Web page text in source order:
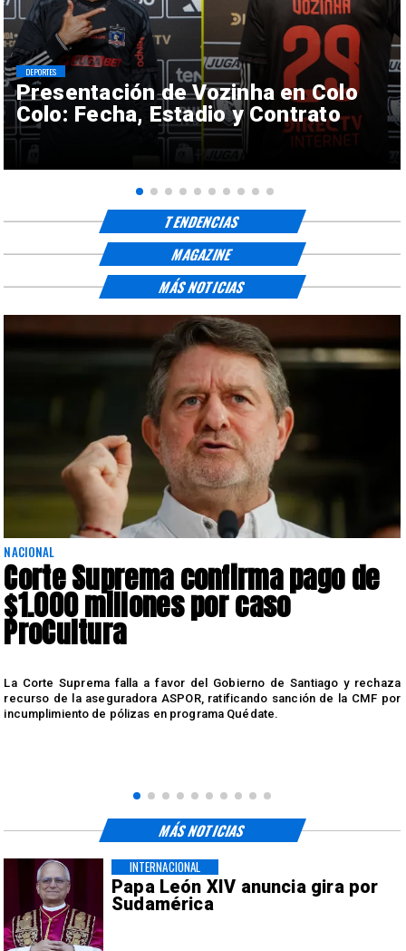
Presentación de Vozinha en Colo
Colo: Fecha, Estadio y Contrato
DEPORTES
TENDENCIAS
MAGAZINE
NACIONAL
Corte Suprema confirma pago de
$1.000 millones por caso
ProCultura
La Corte Suprema falla a favor del Gobierno de Santiago y rechaza
recurso de la aseguradora ASPOR, ratificando sanción de la CMF por
incumplimiento de pólizas en programa Quédate.
MÁS NOTICIAS
Papa León XIV anuncia gira por
Sudamérica
INTERNACIONAL
MÁS NOTICIAS